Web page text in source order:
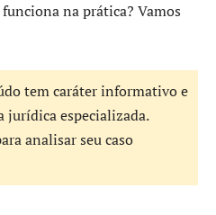
na prática? Vamos
tem caráter informativo e
especializada.
analisar seu caso